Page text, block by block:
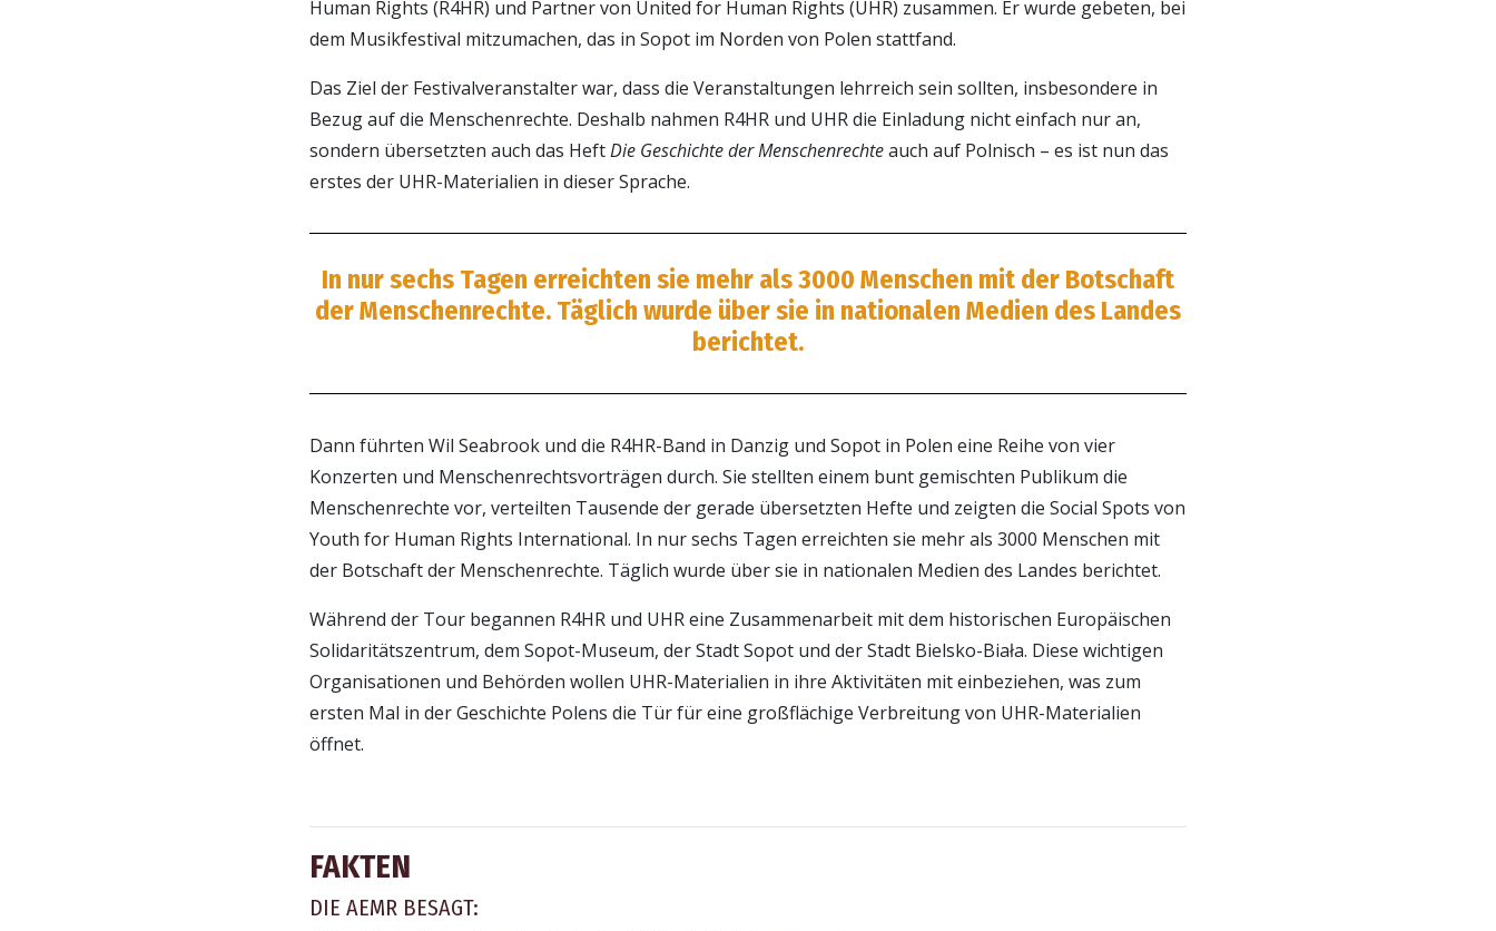
Human Rights (R4HR) und Partner von United for Human Rights (UHR) zusammen. Er wurde gebeten, bei
dem Musikfestival mitzumachen, das in Sopot im Norden von Polen stattfand.
Das Ziel der Festivalveranstalter war, dass die Veranstaltungen lehrreich sein sollten, insbesondere in
Bezug auf die Menschenrechte. Deshalb nahmen R4HR und UHR die Einladung nicht einfach nur an,
sondern übersetzten auch das HeftDie Geschichte der Menschenrechteauch auf Polnisch – es ist nun das
erstes der UHR-Materialien in dieser Sprache.
In nur sechs Tagen erreichten sie mehr als 3000 Menschen mit der Botschaft
der Menschenrechte. Täglich wurde über sie in nationalen Medien des Landes
berichtet.
Dann führten Wil Seabrook und die R4HR-Band in Danzig und Sopot in Polen eine Reihe von vier
Konzerten und Menschenrechtsvorträgen durch. Sie stellten einem bunt gemischten Publikum die
Menschenrechte vor, verteilten Tausende der gerade übersetzten Hefte und zeigten die Social Spots von
Youth for Human Rights International. In nur sechs Tagen erreichten sie mehr als 3000 Menschen mit
der Botschaft der Menschenrechte. Täglich wurde über sie in nationalen Medien des Landes berichtet.
Während der Tour begannen R4HR und UHR eine Zusammenarbeit mit dem historischen Europäischen
Solidaritätszentrum, dem Sopot-Museum, der Stadt Sopot und der Stadt Bielsko-Biała. Diese wichtigen
Organisationen und Behörden wollen UHR-Materialien in ihre Aktivitäten mit einbeziehen, was zum
ersten Mal in der Geschichte Polens die Tür für eine großflächige Verbreitung von UHR-Materialien
öffnet.
FAKTEN
DIE AEMR BESAGT: